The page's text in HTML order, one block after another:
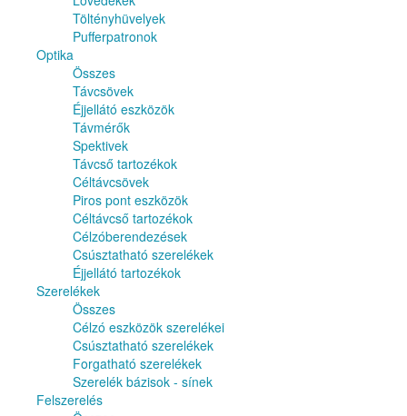
Töltényhüvelyek
Pufferpatronok
Optika
Összes
Távcsövek
Éjjellátó eszközök
Távmérők
Spektivek
Távcső tartozékok
Céltávcsövek
Piros pont eszközök
Céltávcső tartozékok
Célzóberendezések
Csúsztatható szerelékek
Éjjellátó tartozékok
Szerelékek
Összes
Célzó eszközök szerelékei
Csúsztatható szerelékek
Forgatható szerelékek
Szerelék bázisok - sínek
Felszerelés